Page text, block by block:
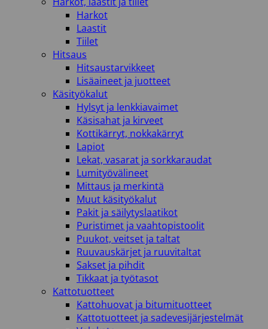
Harkot
Laastit
Tiilet
Hitsaus
Hitsaustarvikkeet
Lisäaineet ja juotteet
Käsityökalut
Hylsyt ja lenkkiavaimet
Käsisahat ja kirveet
Kottikärryt, nokkakärryt
Lapiot
Lekat, vasarat ja sorkkaraudat
Lumityövälineet
Mittaus ja merkintä
Muut käsityökalut
Pakit ja säilytyslaatikot
Puristimet ja vaahtopistoolit
Puukot, veitset ja taltat
Ruuvauskärjet ja ruuvitaltat
Sakset ja pihdit
Tikkaat ja työtasot
Kattotuotteet
Kattohuovat ja bitumituotteet
Kattotuotteet ja sadevesijärjestelmät